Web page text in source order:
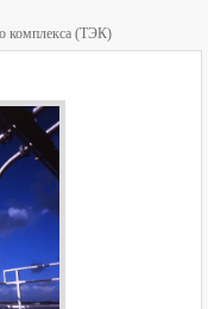
комплекса (ТЭК)